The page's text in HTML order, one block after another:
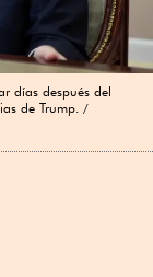
días después del
de Trump.